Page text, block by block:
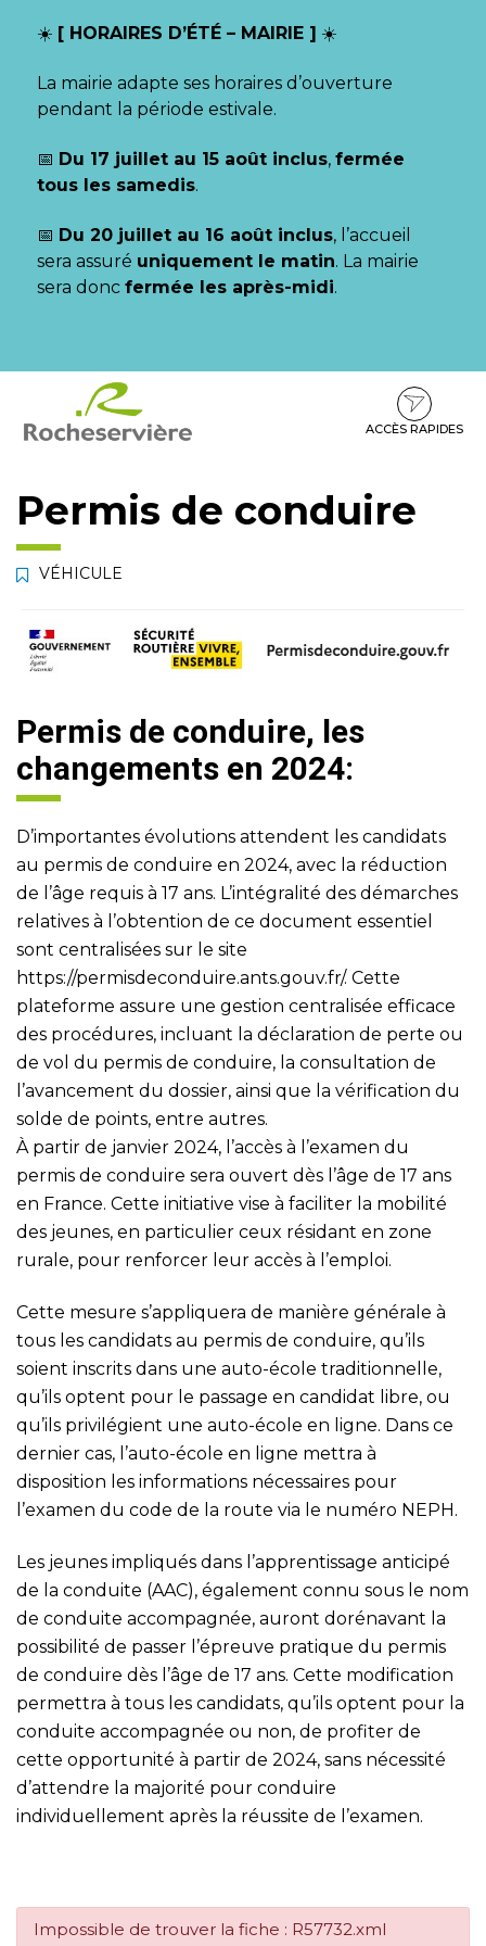
☀️ [ HORAIRES D’ÉTÉ – MAIRIE ] ☀️
La mairie adapte ses horaires d’ouverture
pendant la période estivale.
📅 Du 17 juillet au 15 août inclus, fermée
tous les samedis.
📅 Du 20 juillet au 16 août inclus, l’accueil
sera assuré uniquement le matin. La mairie
sera donc fermée les après-midi.
contenu
pied
ACCÈS RAPIDES
Permis de conduire
VÉHICULE
Permis de conduire, les
changements en 2024:
D’importantes évolutions attendent les candidats
au permis de conduire en 2024, avec la réduction
de l’âge requis à 17 ans. L’intégralité des démarches
relatives à l’obtention de ce document essentiel
sont centralisées sur le site
https://permisdeconduire.ants.gouv.fr/. Cette
plateforme assure une gestion centralisée efficace
des procédures, incluant la déclaration de perte ou
de vol du permis de conduire, la consultation de
l’avancement du dossier, ainsi que la vérification du
solde de points, entre autres.
À partir de janvier 2024, l’accès à l’examen du
permis de conduire sera ouvert dès l’âge de 17 ans
en France. Cette initiative vise à faciliter la mobilité
des jeunes, en particulier ceux résidant en zone
rurale, pour renforcer leur accès à l’emploi.
Cette mesure s’appliquera de manière générale à
tous les candidats au permis de conduire, qu’ils
soient inscrits dans une auto-école traditionnelle,
qu’ils optent pour le passage en candidat libre, ou
qu’ils privilégient une auto-école en ligne. Dans ce
dernier cas, l’auto-école en ligne mettra à
disposition les informations nécessaires pour
l’examen du code de la route via le numéro NEPH.
Les jeunes impliqués dans l’apprentissage anticipé
de la conduite (AAC), également connu sous le nom
de conduite accompagnée, auront dorénavant la
possibilité de passer l’épreuve pratique du permis
de conduire dès l’âge de 17 ans. Cette modification
permettra à tous les candidats, qu’ils optent pour la
conduite accompagnée ou non, de profiter de
cette opportunité à partir de 2024, sans nécessité
d’attendre la majorité pour conduire
individuellement après la réussite de l’examen.
Impossible de trouver la fiche : R57732.xml